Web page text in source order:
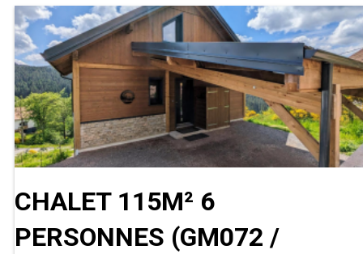
CHALET 115M² 6
PERSONNES (GM072 /